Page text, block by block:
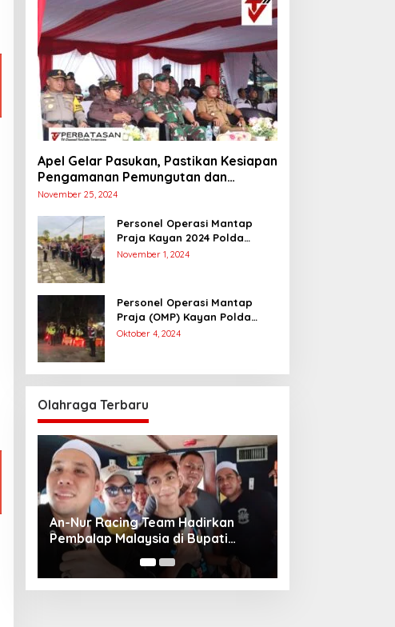
Apel Gelar Pasukan, Pastikan Kesiapan
Pengamanan Pemungutan dan
Penghitungan Suara
November 25, 2024
Personel Operasi Mantap
Praja Kayan 2024 Polda
Kaltara Laksanakan
Suara Dalam Rangka Pilkada
2024
November 1, 2024
Personel Operasi Mantap
Praja (OMP) Kayan Polda
Kaltara Laksanakan Pam
Oktober 4, 2024
Olahraga Terbaru
Unggul Adu Pinalti, Gapindo FC
Menanti Penantang Selanjutnya di
Semifinal Bupati Cup 2024